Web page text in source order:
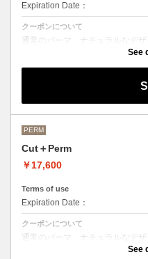
Expiration Date：
クーポンについて
通常のパーマ、ナチュラルなデ
カット＋パーマ（税込17,600円
OLAPLEXを使うことでダメージ
などをご希望の方は、最終受付
ますのでそちらの選択をお願い
せ。
M ¥＋1100 L¥＋1650 LL¥＋2200
See
PERM
Cut＋Perm
￥17,600
Terms of use
Expiration Date：
クーポンについて
通常のパーマ、ナチュラルなデ
See